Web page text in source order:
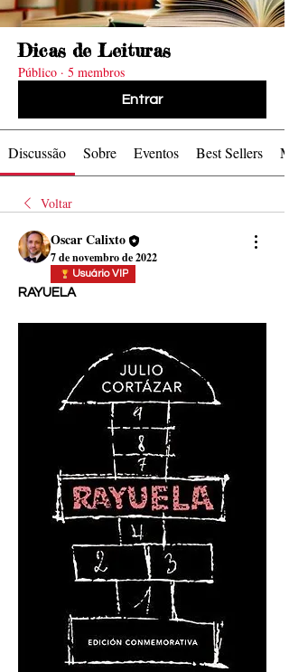
Série TV
Série TV
Série TV
Série TV
levam as
Ondas
Cinema
Cinema
Cinema
Foto by
Zacky
Barreto
Série TV
Série TV
Série TV
Série TV
levam as
Ondas
Cinema
Cinema
Cinema
Foto by
Zacky
Barreto
Dicas de Leituras
Público · 5 membros
Entrar
Discussão Sobre Eventos Best Sellers
Voltar
Oscar Calixto
7 de novembro de 2022
Usuário VIP
RAYUELA